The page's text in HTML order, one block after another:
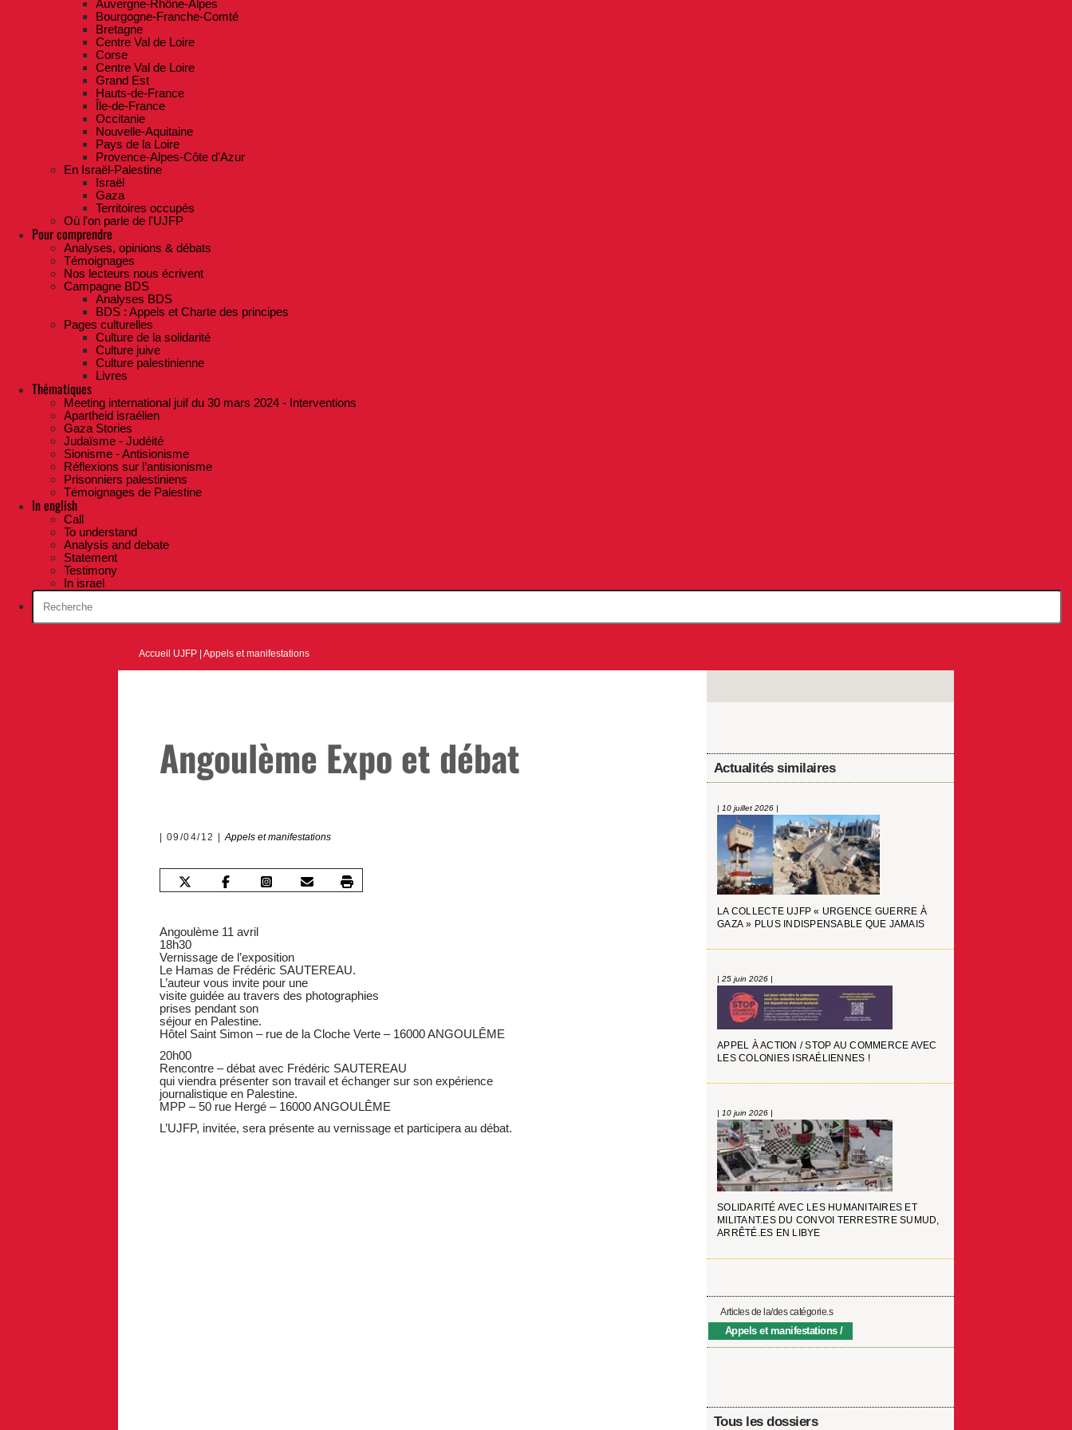
Auvergne-Rhône-Alpes
Bourgogne-Franche-Comté
Bretagne
Centre Val de Loire
Corse
Centre Val de Loire
Grand Est
Hauts-de-France
Île-de-France
Occitanie
Nouvelle-Aquitaine
Pays de la Loire
Provence-Alpes-Côte d'Azur
En Israël-Palestine
Israël
Gaza
Territoires occupés
Où l'on parle de l'UJFP
Pour comprendre
Analyses, opinions & débats
Témoignages
Nos lecteurs nous écrivent
Campagne BDS
Analyses BDS
BDS : Appels et Charte des principes
Pages culturelles
Culture de la solidarité
Culture juive
Culture palestinienne
Livres
Thématiques
Meeting international juif du 30 mars 2024 - Interventions
Apartheid israélien
Gaza Stories
Judaïsme - Judéité
Sionisme - Antisionisme
Réflexions sur l’antisionisme
Prisonniers palestiniens
Témoignages de Palestine
In english
Call
To understand
Analysis and debate
Statement
Testimony
In israel
Accueil UJFP |Appels et manifestations
Angoulème Expo et débat
09/04/12 Appels et manifestations
Angoulème 11 avril
18h30
Vernissage de l’exposition
Le Hamas de Frédéric SAUTEREAU.
L’auteur vous invite pour une
visite guidée au travers des photographies
prises pendant son
séjour en Palestine.
Hôtel Saint Simon – rue de la Cloche Verte – 16000 ANGOULÊME
20h00
Rencontre – débat avec Frédéric SAUTEREAU
qui viendra présenter son travail et échanger sur son expérience
journalistique en Palestine.
MPP – 50 rue Hergé – 16000 ANGOULÊME
L’UJFP, invitée, sera présente au vernissage et participera au débat.
Actualités similaires
| 10 juillet 2026 |
LA COLLECTE UJFP « URGENCE GUERRE À
GAZA » PLUS INDISPENSABLE QUE JAMAIS
| 25 juin 2026 |
APPEL À ACTION / STOP AU COMMERCE AVEC
LES COLONIES ISRAÉLIENNES !
| 10 juin 2026 |
SOLIDARITÉ AVEC LES HUMANITAIRES ET
MILITANT.ES DU CONVOI TERRESTRE SUMUD,
ARRÊTÉ.ES EN LIBYE
Articles de la/des catégorie.s
Appels et manifestations
Tous les dossiers